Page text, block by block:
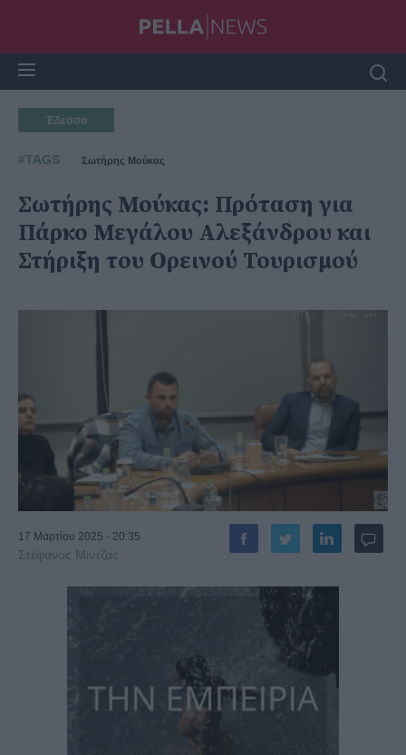
Έδεσσα
#TAGS Σωτήρης Μούκας
Σωτήρης Μούκας: Πρόταση για
Πάρκο Μεγάλου Αλεξάνδρου και
Στήριξη του Ορεινού Τουρισμού
17 Μαρτίου 2025 - 20:35
Στέφανος Μίντζας